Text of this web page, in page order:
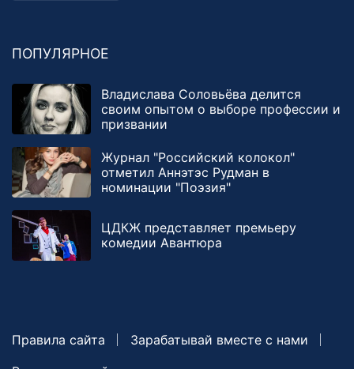
ПОПУЛЯРНОЕ
Владислава Соловьёва делится
своим опытом о выборе профессии и
призвании
Журнал "Российский колокол"
отметил Аннэтэс Рудман в
номинации "Поэзия"
ЦДКЖ представляет премьеру
комедии Авантюра
Правила сайта
Зарабатывай вместе с нами